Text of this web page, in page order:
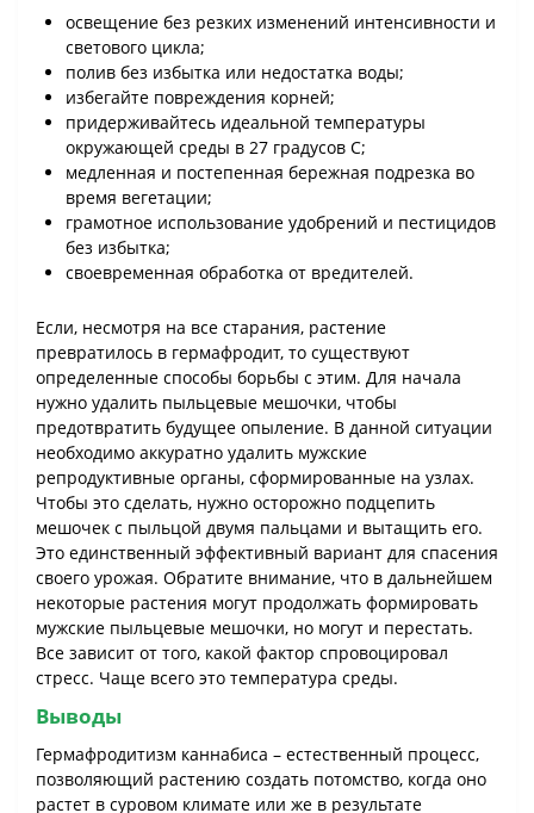
освещение без резких изменений интенсивности и
светового цикла;
полив без избытка или недостатка воды;
избегайте повреждения корней;
придерживайтесь идеальной температуры
окружающей среды в 27 градусов С;
медленная и постепенная бережная подрезка во
время вегетации;
грамотное использование удобрений и пестицидов
без избытка;
своевременная обработка от вредителей.
Если, несмотря на все старания, растение
превратилось в гермафродит, то существуют
определенные способы борьбы с этим. Для начала
нужно удалить пыльцевые мешочки, чтобы
предотвратить будущее опыление. В данной ситуации
необходимо аккуратно удалить мужские
репродуктивные органы, сформированные на узлах.
Чтобы это сделать, нужно осторожно подцепить
мешочек с пыльцой двумя пальцами и вытащить его.
Это единственный эффективный вариант для спасения
своего урожая. Обратите внимание, что в дальнейшем
некоторые растения могут продолжать формировать
мужские пыльцевые мешочки, но могут и перестать.
Все зависит от того, какой фактор спровоцировал
стресс. Чаще всего это температура среды.
Выводы
Гермафродитизм каннабиса – естественный процесс,
позволяющий растению создать потомство, когда оно
растет в суровом климате или же в результате